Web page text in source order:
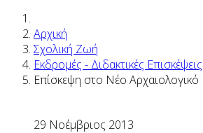
Αρχική
Σχολική Ζωή
Εκδρομές - Διδακτικές Επισκέψεις
Επίσκεψη στο Νέο
29 Νοέμβριος 2013